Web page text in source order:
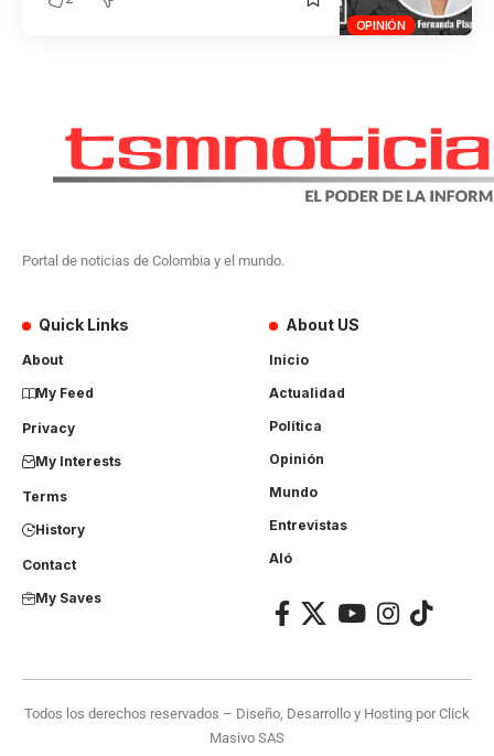
OPINIÓN
Portal de noticias de Colombia y el mundo.
Quick Links
About
My Feed
Privacy
My Interests
Terms
History
Contact
My Saves
About US
Inicio
Actualidad
Política
Opinión
Mundo
Entrevistas
Aló
Todos los derechos reservados – Diseño, Desarrollo y Hosting porClick
Masivo SAS